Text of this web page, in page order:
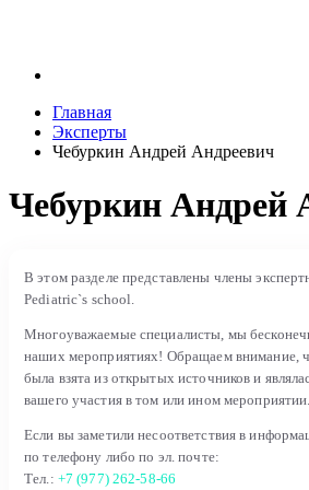
Главная
Эксперты
Чебуркин Андрей Андреевич
Чебуркин Андрей
В этом разделе представлены члены
Pediatric`s school.
Многоуважаемые специалисты, мы
наших мероприятиях! Обращаем внимание,
была взята из открытых источников и
вашего участия в том или ином мероприятии.
Если вы заметили несоответствия в
по телефону либо по эл. почте:
Тел.: +7 (977) 262-58-66